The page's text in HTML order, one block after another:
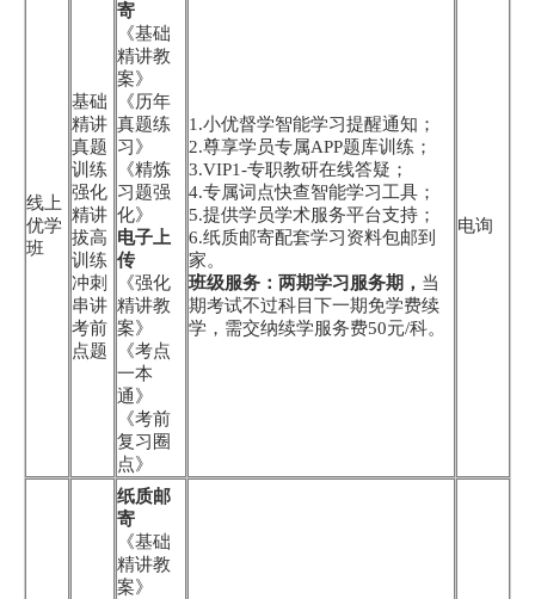
线上
优学
班
基础
精讲
真题
训练
强化
精讲
拔高
训练
冲刺
串讲
考前
点题
寄
《基础
精讲教
案》
《历年
真题练
习》
《精炼
习题强
化》
电子上
传
《强化
精讲教
案》
《考点
一本
通》
《考前
复习圈
点》
1.小优督学智能学习提醒通知；
2.尊享学员专属APP题库训练；
3.VIP1-专职教研在线答疑；
4.专属词点快查智能学习工具；
5.提供学员学术服务平台支持；
6.纸质邮寄配套学习资料包邮到
家。
班级服务：两期学习服务期， 当
期考试不过科目下一期免学费续
学，需交纳续学服务费50元/科。
电询
纸质邮
寄
《基础
精讲教
案》